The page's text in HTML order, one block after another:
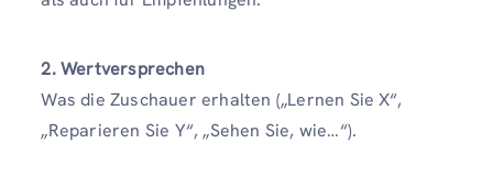
2. Wertversprechen
Was die Zuschauer erhalten („Lernen Sie X“,
„Reparieren Sie Y“, „Sehen Sie, wie…“).